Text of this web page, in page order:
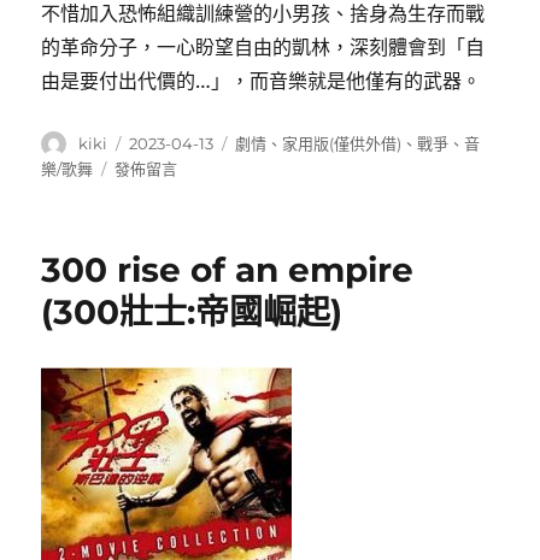
不惜加入恐怖組織訓練營的小男孩、捨身為生存而戰
的革命分子，一心盼望自由的凱林，深刻體會到「自
由是要付出代價的…」，而音樂就是他僅有的武器。
作
者
kiki
發
佈
2023-04-13
分
劇情 、 家用版(僅供外借) 、 戰爭 、音
樂/歌舞
在
琴
鍵
(Broken
發佈留言
300 rise of an empire
(300壯士:帝國崛起)